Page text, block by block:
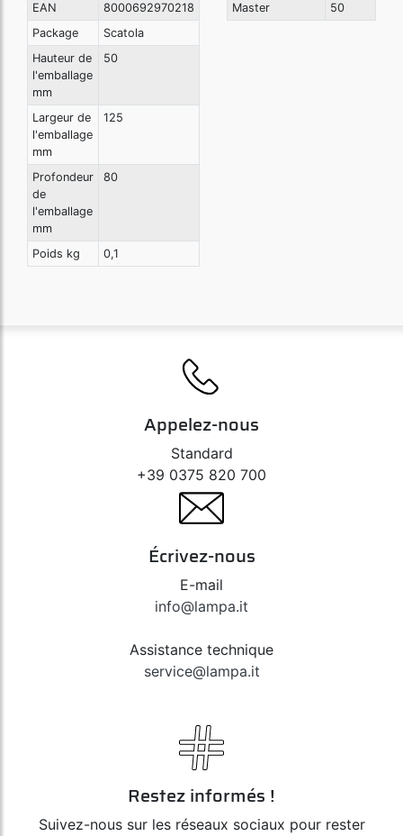
EAN
8000692970218
Package
Scatola
Hauteur de
l'emballage
mm
50
Largeur de
l'emballage
mm
125
Profondeur
de
l'emballage
mm
80
Poids kg 0,1
Master 50
Appelez-nous
Standard
+39 0375 820 700
Écrivez-nous
E-mail
info@lampa.it
Assistance technique
service@lampa.it
Restez informés !
Suivez-nous sur les réseaux sociaux pour rester